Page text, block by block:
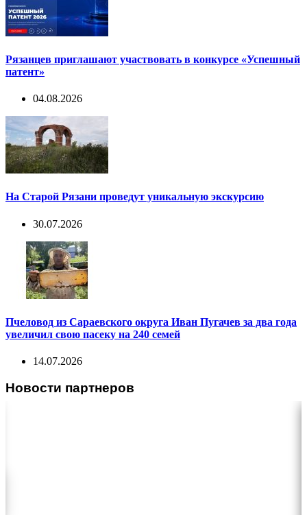
Рязанцев приглашают участвовать в конкурсе «Успешный
патент»
04.08.2026
На Старой Рязани проведут уникальную экскурсию
30.07.2026
Пчеловод из Сараевского округа Иван Пугачев за два года
увеличил свою пасеку на 240 семей
14.07.2026
Новости партнеров